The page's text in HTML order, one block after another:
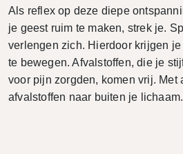
Als reflex op deze diepe
je geest ruim te maken, strek je.
verlengen zich. Hierdoor krijgen
te bewegen. Afvalstoffen, die je
voor pijn zorgden, komen vrij. Met
afvalstoffen naar buiten je lichaam.